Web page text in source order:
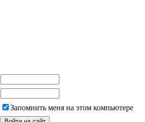
Запомнить меня на этом компьютере